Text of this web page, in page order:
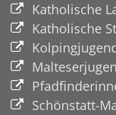
Katholische
Katholische
Schönstatt-